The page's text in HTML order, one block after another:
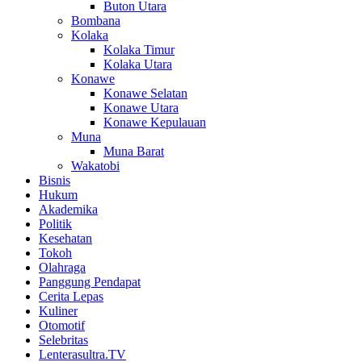
Buton Utara
Bombana
Kolaka
Kolaka Timur
Kolaka Utara
Konawe
Konawe Selatan
Konawe Utara
Konawe Kepulauan
Muna
Muna Barat
Wakatobi
Bisnis
Hukum
Akademika
Politik
Kesehatan
Tokoh
Olahraga
Panggung Pendapat
Cerita Lepas
Kuliner
Otomotif
Selebritas
Lenterasultra.TV